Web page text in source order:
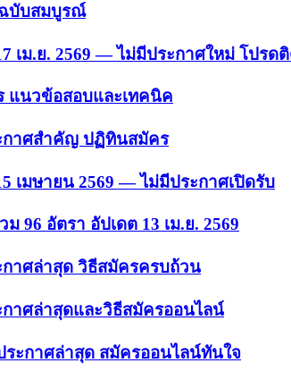
บับสมบูรณ์
เม.ย. 2569 — ไม่มีประกาศใหม่ โปรด
แนวข้อสอบและเทคนิค
กาศสำคัญ ปฏิทินสมัคร
เมษายน 2569 — ไม่มีประกาศเปิดรับ
96 อัตรา อัปเดต 13 เม.ย. 2569
กาศล่าสุด วิธีสมัครครบถ้วน
กาศล่าสุดและวิธีสมัครออนไลน์
ะกาศล่าสุด สมัครออนไลน์ทันใจ